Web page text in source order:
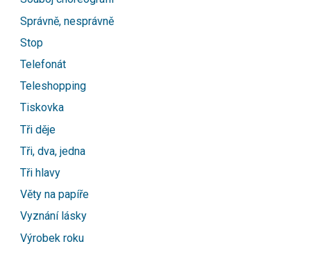
Správně, nesprávně
Stop
Telefonát
Teleshopping
Tiskovka
Tři děje
Tři, dva, jedna
Tři hlavy
Věty na papíře
Vyznání lásky
Výrobek roku